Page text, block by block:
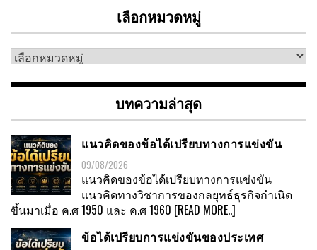
เลือกหมวดหมู่
เลือก
หมู่
บทความล่าสุด
แนวคิดของข้อได้เปรียบทางการแข่งขัน
09/08/2026
แนวคิดของข้อได้เปรียบทางการแข่งขัน
แนวคิดทางวิชาการของกลยุทธ์ธุรกิจกำเนิด
ขึ้นมาเมื่อ ค.ศ 1950 และ ค.ศ 1960 [READ MORE..]
ข้อได้เปรียบการแข่งขันของประเทศ